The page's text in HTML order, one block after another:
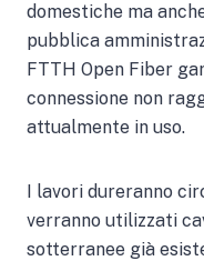
domestiche ma
pubblica
FTTH Open Fiber
connessione non
attualmente in uso.
I lavori dureranno
verranno utilizzati
sotterranee già